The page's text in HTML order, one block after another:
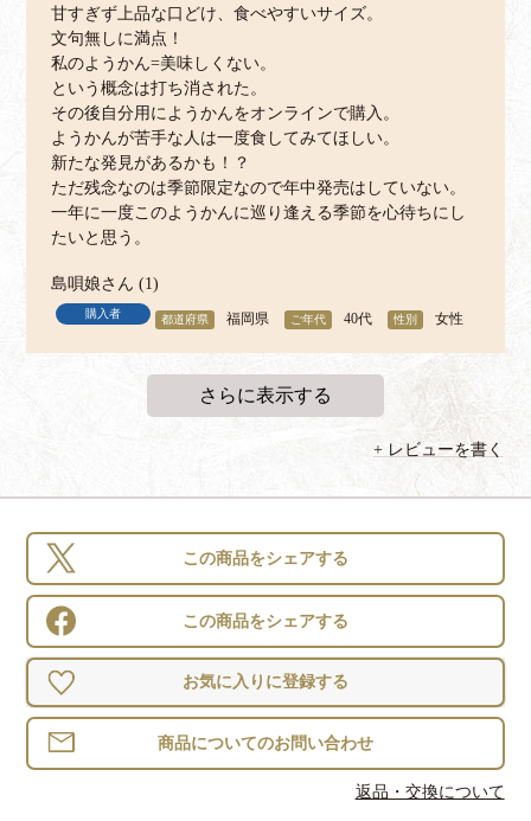
島唄娘 1
購入者 福岡県 40代 女性
甘すぎず上品な口どけ、食べやすいサイズ。
文句無しに満点！
私のようかん=美味しくない。
という概念は打ち消された。
その後自分用にようかんをオンラインで購入。
ようかんが苦手な人は一度食してみてほしい。
新たな発見があるかも！？
ただ残念なのは季節限定なので年中発売はしていない。
一年に一度このようかんに巡り逢える季節を心待ちにし
たいと思う。
レビューを書く
この商品をシェアする
この商品をシェアする
お気に入りに登録する
返品・交換について